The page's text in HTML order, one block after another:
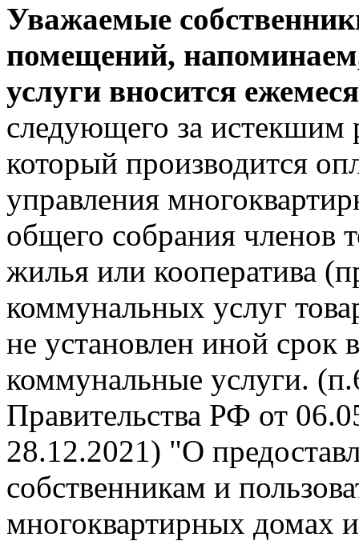
Уважаемые
помещений,
услуги вносится
следующего за истекшим
который производится
управления
общего собрания членов
жилья или кооператива
коммунальных услуг
не установлен иной срок
коммунальные услуги.
Правительства РФ от
28.12.2021) "О
собственникам и
многоквартирных